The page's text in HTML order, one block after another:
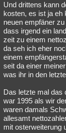
Und drittens kann
kosten, es ist ja eh
neuen empfäner
dass irgend ein
zeit zu einem
da seh ich eher
einem
seit da einer
was ihr in den
Das letzte mal das
war 1995 als wir
waren damals
allesamt
mit osterweiterung